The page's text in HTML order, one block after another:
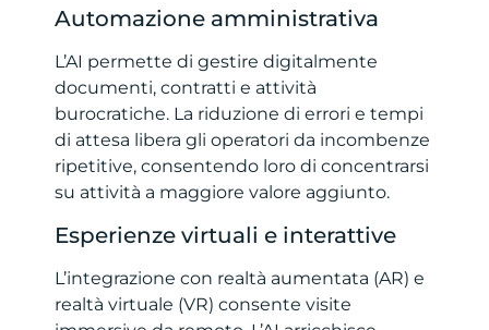
Automazione amministrativa
L’AI permette di gestire digitalmente
documenti, contratti e attività
burocratiche. La riduzione di errori e tempi
di attesa libera gli operatori da incombenze
ripetitive, consentendo loro di concentrarsi
su attività a maggiore valore aggiunto.
Esperienze virtuali e interattive
L’integrazione con realtà aumentata (AR) e
realtà virtuale (VR) consente visite